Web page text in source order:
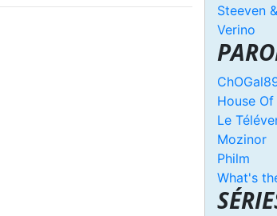
Steeven
Verino
House
Le
Mozinor
Philm
What's